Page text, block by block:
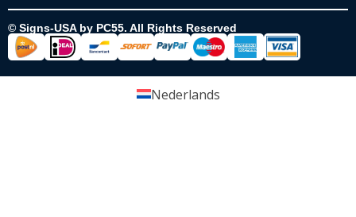
© Signs-USA by PC55. All Rights Reserved
Nederlands